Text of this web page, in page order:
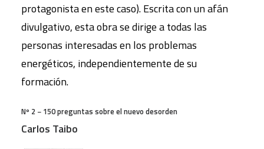
protagonista en este caso). Escrita con un afán
divulgativo, esta obra se dirige a todas las
personas interesadas en los problemas
energéticos, independientemente de su
formación.
Nº 2 − 150 preguntas sobre el nuevo desorden
Carlos Taibo